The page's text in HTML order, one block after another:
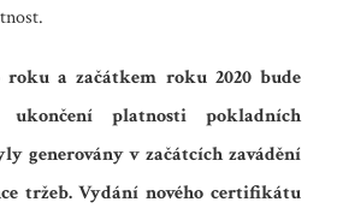
roku a začátkem roku 2020 bude
platnosti pokladních
generovány v začátcích zavádění
tržeb. Vydání nového certifikátu